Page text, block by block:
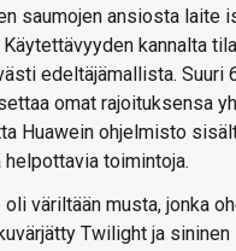
saumojen ansiosta laite
kannalta
edeltäjämallista. Suuri
omat rajoituksensa
Huawein ohjelmisto
toimintoja.
väriltään musta, jonka
Twilight ja